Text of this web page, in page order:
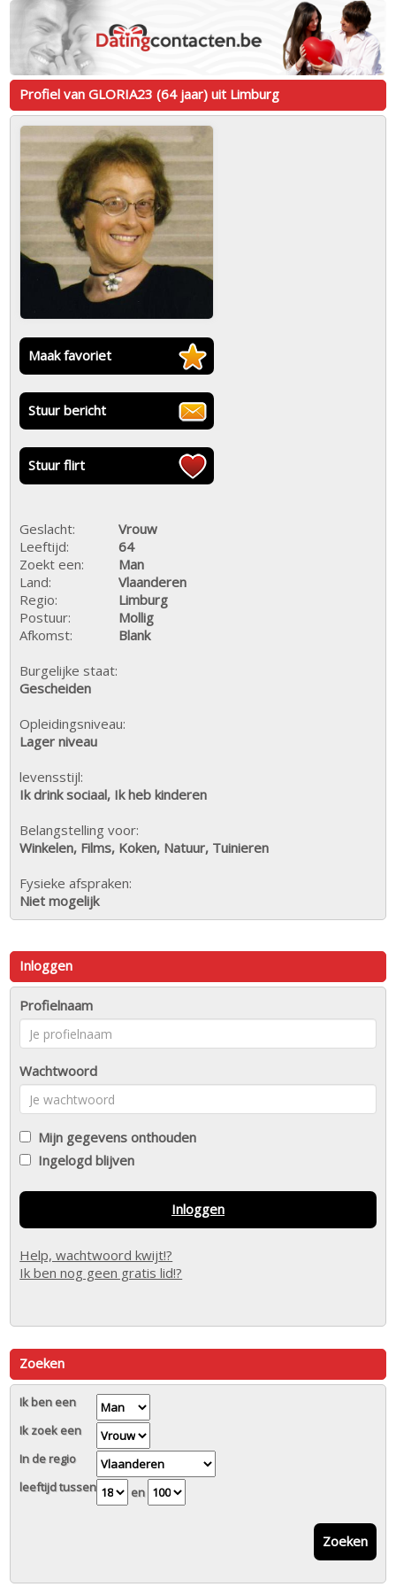
Profiel van GLORIA23 (64 jaar) uit Limburg
Maak favoriet
Stuur bericht
Stuur flirt
Geslacht:
Vrouw
Leeftijd:
64
Zoekt een:
Man
Land:
Vlaanderen
Regio:
Limburg
Postuur:
Mollig
Afkomst:
Blank
Burgelijke staat:
Gescheiden
Opleidingsniveau:
Lager niveau
levensstijl:
Ik drink sociaal, Ik heb kinderen
Belangstelling voor:
Winkelen, Films, Koken, Natuur, Tuinieren
Fysieke afspraken:
Niet mogelijk
Inloggen
Profielnaam
Wachtwoord
Mijn gegevens onthouden
Ingelogd blijven
Inloggen
Help, wachtwoord kwijt!?
Ik ben nog geen gratis lid!?
Zoeken
Ik ben een
Ik zoek een
In de regio
leeftijd tussen
en
Zoeken